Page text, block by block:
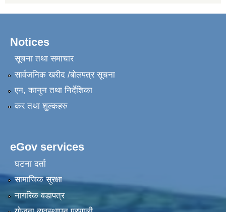
Notices
सूचना तथा समाचार
सार्वजनिक खरीद /बोलपत्र सूचना
एन, कानुन तथा निर्देशिका
कर तथा शुल्कहरु
eGov services
घटना दर्ता
सामाजिक सुरक्षा
नागरिक वडापत्र